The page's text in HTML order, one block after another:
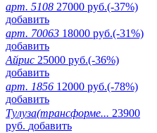
арт. 5108 27000 руб.(-37%)
добавить
арт. 70063 18000 руб.(-31%)
добавить
Айрис 25000 руб.(-36%)
добавить
арт. 1856 12000 руб.(-78%)
добавить
Тулуза(трансформе... 23900
руб. добавить